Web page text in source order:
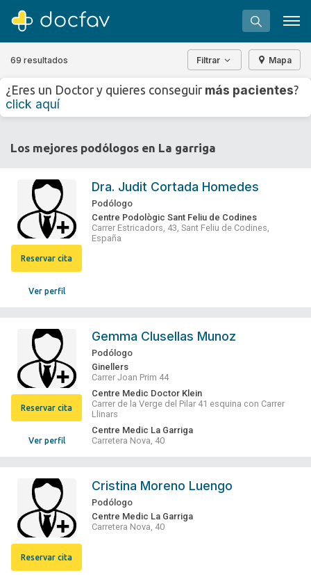
Software para clínicas
¿Eres un doctor?
69 resultados Filtrar Mapa
¿Eres un Doctor y quieres conseguir más pacientes?
click aquí
Los mejores podólogos en La garriga
Ver perfil
Reservar cita
Dra. Judit Cortada Homedes
Podólogo
Centre Podològic Sant Feliu de Codines
Carrer Estricadors, 43, Sant Feliu de Codines,
España
Ver perfil
Reservar cita
Gemma Clusellas Munoz
Podólogo
Ginellers
Carrer Joan Prim 44
Centre Medic Doctor Klein
Carrer de la Verge del Pilar 41 esquina con Carrer
Llinars
Centre Medic La Garriga
Carretera Nova, 40
Reservar cita
Cristina Moreno Luengo
Podólogo
Centre Medic La Garriga
Carretera Nova, 40
+ −
⇧
»
©OpenStreetMapcontributors.